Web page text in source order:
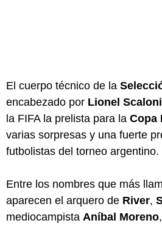
El cuerpo técnico de la
encabezado por Lionel Scaloni
la FIFA la prelista para la Copa
varias sorpresas y una fuerte
futbolistas del torneo argentino.
Entre los nombres que más
aparecen el arquero de River,
mediocampista Aníbal Moreno